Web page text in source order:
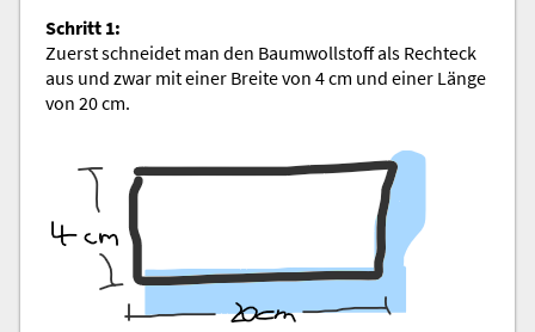
Schritt 1:
Zuerst schneidet man den Baumwollstoff als Rechteck
aus und zwar mit einer Breite von 4 cm und einer Länge
von 20 cm.